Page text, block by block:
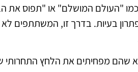
"העולם המושלם" או "תפוס את
בעיות. בדרך זו, המשתתפים
שהם מפחיתים את הלחץ התחרותי